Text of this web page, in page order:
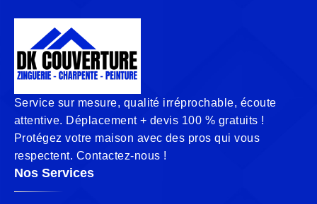
Service sur mesure, qualité irréprochable, écoute
attentive. Déplacement + devis 100 % gratuits !
Protégez votre maison avec des pros qui vous
respectent. Contactez-nous !
Nos Services